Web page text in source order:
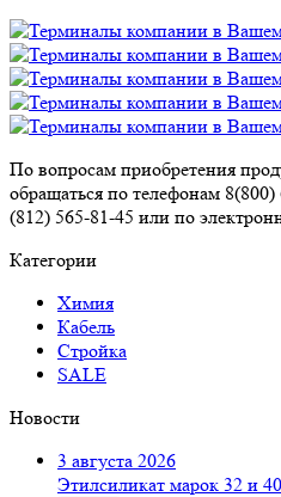
По вопросам приобретения
обращаться по телефонам
(812) 565-81-45 или по
Категории
Химия
Кабель
Стройка
SALE
Новости
3 августа 2026
Этилсиликат марок 32 и